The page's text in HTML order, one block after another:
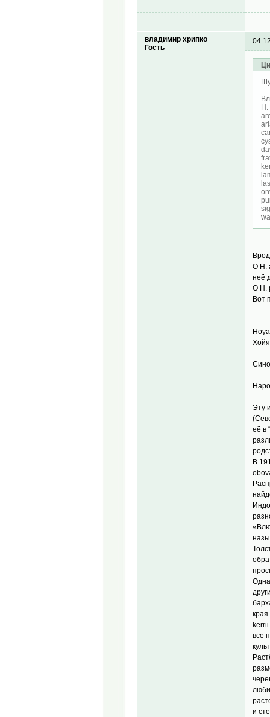
владимир хрипко
Гость
H.
О H.
неё
О H.
Вот
Эту
её в
В
kerrii
все
и